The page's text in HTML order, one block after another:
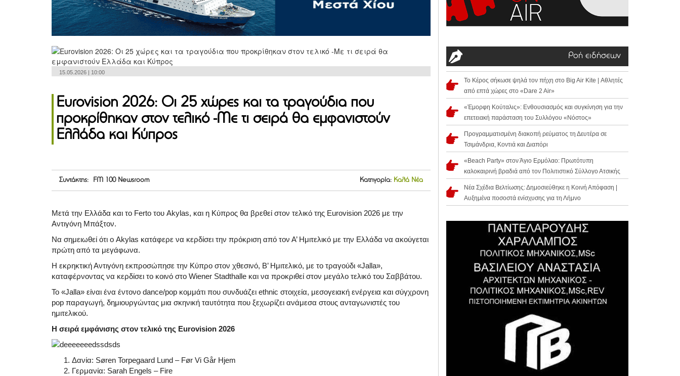
15.05.2026 | 10:00
Eurovision 2026: Οι 25 χώρες και τα τραγούδια που
προκρίθηκαν στον τελικό -Με τι σειρά θα εμφανιστούν
Ελλάδα και Κύπρος
Συντάκτης: FM 100 Newsroom Κατηγορία: Καλά Νέα
Μετά την Ελλάδα και το Ferto του Akylas, και η Κύπρος θα βρεθεί στον τελικό της Eurovision 2026 με την
Αντιγόνη Μπάξτον.
Να σημειωθεί ότι ο Akylas κατάφερε να κερδίσει την πρόκριση από τον Α’ Ημιτελικό με την Ελλάδα να ακούγεται
πρώτη από τα μεγάφωνα.
Η εκρηκτική Αντιγόνη εκπροσώπησε την Κύπρο στον χθεσινό, Β’ Ημιτελικό, με το τραγούδι «Jalla»,
καταφέρνοντας να κερδίσει το κοινό στο Wiener Stadthalle και να προκριθεί στον μεγάλο τελικό του Σαββάτου.
Το «Jalla» είναι ένα έντονο dance/pop κομμάτι που συνδυάζει ethnic στοιχεία, μεσογειακή ενέργεια και σύγχρονη
pop παραγωγή, δημιουργώντας μια σκηνική ταυτότητα που ξεχωρίζει ανάμεσα στους ανταγωνιστές του
ημιτελικού.
Η σειρά εμφάνισης στον τελικό της Eurovision 2026
Δανία: Søren Torpegaard Lund – Før Vi Går Hjem
Γερμανία: Sarah Engels – Fire
Ροή ειδήσεων
Το Κέρος σήκωσε ψηλά τον πήχη στο Big Air Kite | Αθλητές
από επτά χώρες στο «Dare 2 Air»
«Έμορφη Κούταλις»: Ενθουσιασμός και συγκίνηση για την
επετειακή παράσταση του Συλλόγου «Νόστος»
Προγραμματισμένη διακοπή ρεύματος τη Δευτέρα σε
Τσιμάνδρια, Κοντιά και Διαπόρι
«Beach Party» στον Άγιο Ερμόλαο: Πρωτότυπη
καλοκαιρινή βραδιά από τον Πολιτιστικό Σύλλογο Ατσικής
Νέα Σχέδια Βελτίωσης: Δημοσιεύθηκε η Κοινή Απόφαση |
Αυξημένα ποσοστά ενίσχυσης για τη Λήμνο